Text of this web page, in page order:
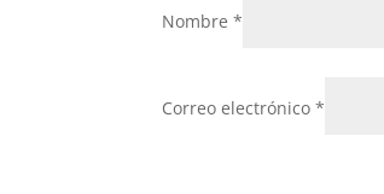
Nombre*
Correo electrónico*